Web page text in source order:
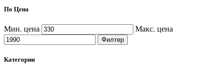
По Цена
Мин. цена Макс. цена
Филтер
Категории